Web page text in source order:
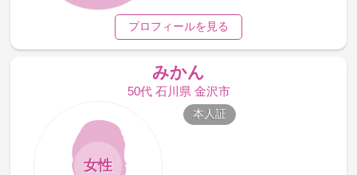
プロフィールを見る
みかん
50代 石川県 金沢市
女性
本人証